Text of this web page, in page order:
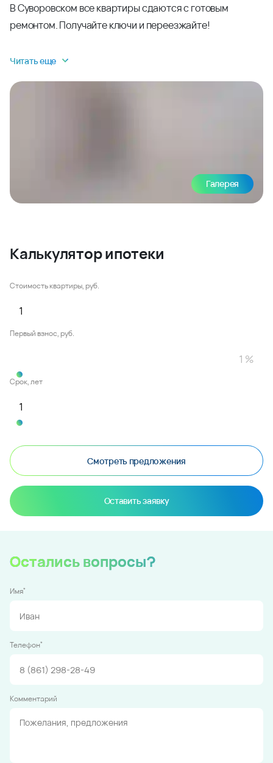
В Суворовском все квартиры сдаются с готовым
ремонтом. Получайте ключи и переезжайте!
Читать еще
Галерея
Калькулятор ипотеки
Стоимость квартиры, руб.
Первый взнос, руб.
Срок, лет
Смотреть предложения
Оставить заявку
Остались вопросы?
Имя*
Телефон*
Комментарий